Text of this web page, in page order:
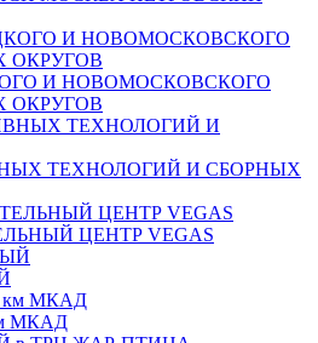
И НОВОМОСКОВСКОГО
ОКРУГОВ
ТЕХНОЛОГИЙ И СБОРНЫХ
ЦЕНТР VEGAS
МКАД